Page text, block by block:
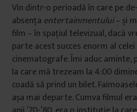
Vin dintr-o perioadă în care pe
absența entertainmentului– și
film – în spațiul televizual, dacă
parte acest succes enorm al
cinematografe. Îmi aduc aminte,
la care mă trezeam la 4:00
coadă să prind un bilet.
așa mai departe. Cumva filmul